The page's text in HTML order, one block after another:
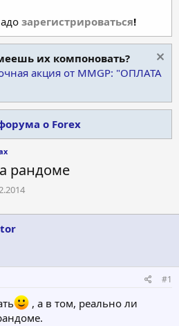
зарегистрироваться!
их компоновать?
акция от MMGP: "ОПЛАТА
о Forex
рандоме
#1
, а в том, реально ли